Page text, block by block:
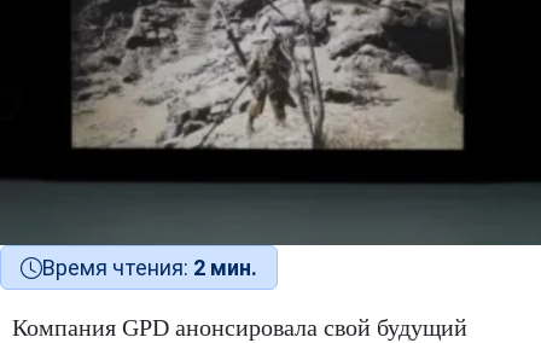
Время чтения: 2 мин.
Компания GPD анонсировала свой будущий